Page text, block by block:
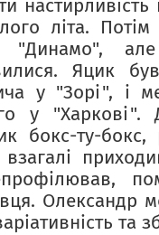
літа.
"Динамо",
Яцик
у "Зорі", і
у
бокс-ту-
Олександр
та